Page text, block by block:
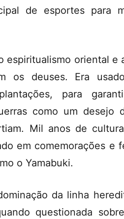
de esportes para
espiritualismo oriental e
os deuses. Era
para
como um desejo
Mil anos de
em comemorações e
o Yamabuki.
da linha
questionada